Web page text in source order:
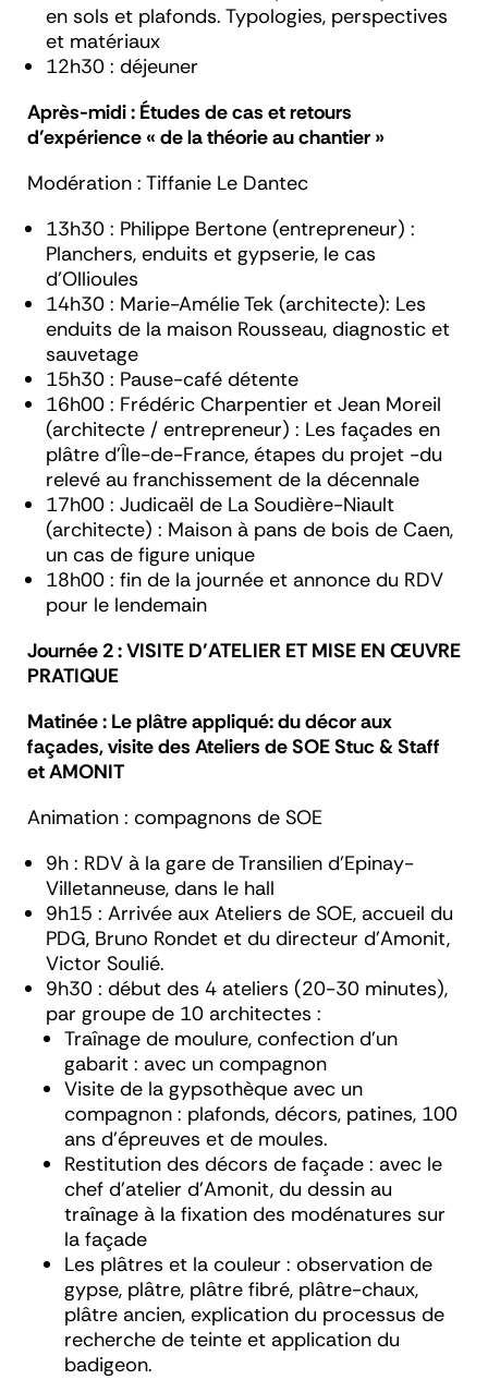
en sols et plafonds. Typologies, perspectives
et matériaux
12h30 : déjeuner
Après-midi : Études de cas et retours
d’expérience « de la théorie au chantier »
Modération : Tiffanie Le Dantec
13h30 : Philippe Bertone (entrepreneur) :
Planchers, enduits et gypserie, le cas
d’Ollioules
14h30 : Marie-Amélie Tek (architecte): Les
enduits de la maison Rousseau, diagnostic et
sauvetage
15h30 : Pause-café détente
16h00 : Frédéric Charpentier et Jean Moreil
(architecte / entrepreneur) : Les façades en
plâtre d'Île-de-France, étapes du projet -du
relevé au franchissement de la décennale
17h00 : Judicaël de La Soudière-Niault
(architecte) : Maison à pans de bois de Caen,
un cas de figure unique
18h00 : fin de la journée et annonce du RDV
pour le lendemain
Journée 2 : VISITE D’ATELIER ET MISE EN ŒUVRE
PRATIQUE
Matinée : Le plâtre appliqué: du décor aux
façades, visite des Ateliers de SOE Stuc & Staff
et AMONIT
Animation : compagnons de SOE
9h : RDV à la gare de Transilien d’Epinay-
Villetanneuse, dans le hall
9h15 : Arrivée aux Ateliers de SOE, accueil du
PDG, Bruno Rondet et du directeur d’Amonit,
Victor Soulié.
9h30 : début des 4 ateliers (20-30 minutes),
par groupe de 10 architectes :
Traînage de moulure, confection d’un
gabarit : avec un compagnon
Visite de la gypsothèque avec un
compagnon : plafonds, décors, patines, 100
ans d’épreuves et de moules.
Restitution des décors de façade : avec le
chef d’atelier d’Amonit, du dessin au
traînage à la fixation des modénatures sur
la façade
Les plâtres et la couleur : observation de
gypse, plâtre, plâtre fibré, plâtre-chaux,
plâtre ancien, explication du processus de
recherche de teinte et application du
badigeon.